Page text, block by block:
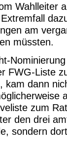
Wahlleiter
am
müssten.
FWG-Liste
kam dann
zum
den drei
sondern